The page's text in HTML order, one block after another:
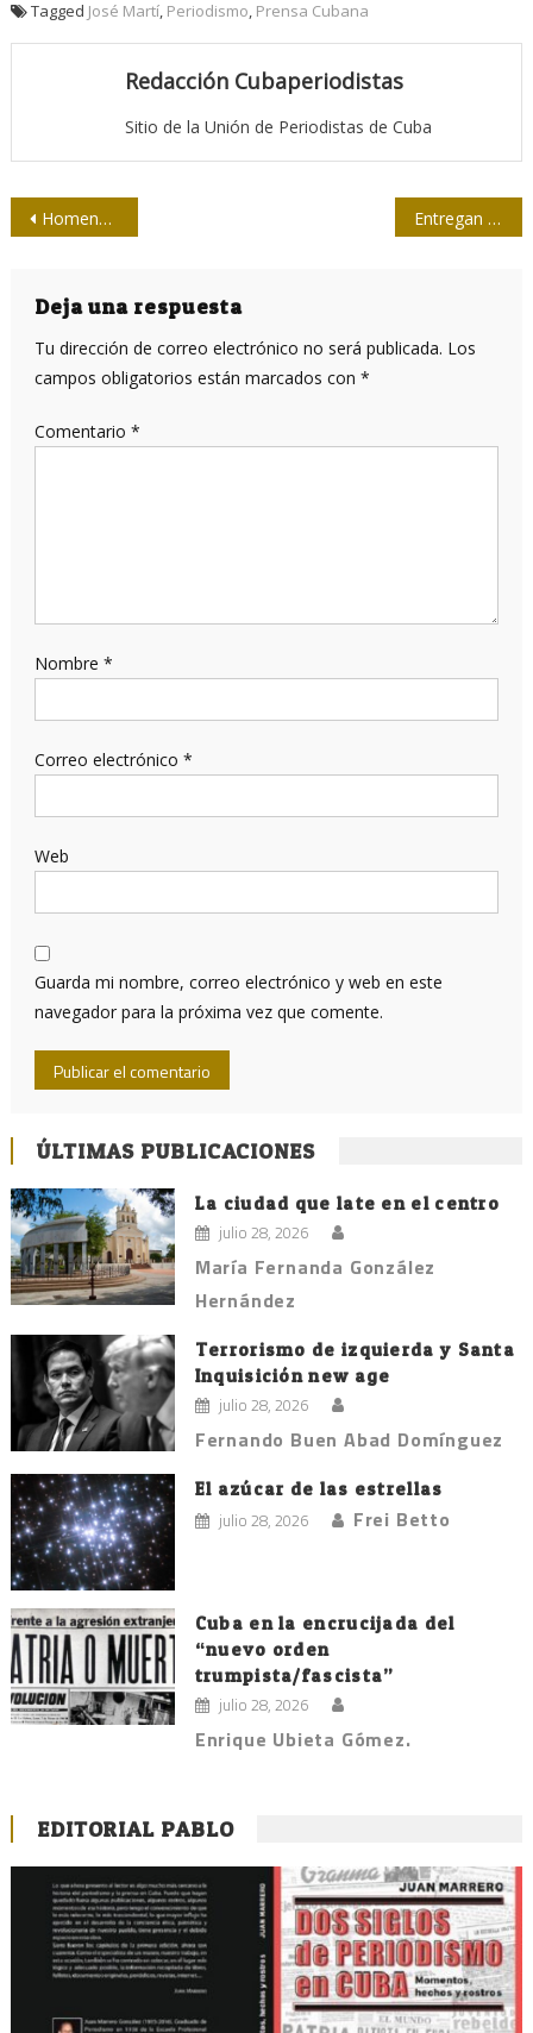
Tagged José Martí, Periodismo, Prensa Cubana
Redacción Cubaperiodistas
Sitio de la Unión de Periodistas de Cuba
Navegación
entradas
Homenaje póstumo a Enrique Montesinos, en la Upec Entregan la Distinción Félix Elmuza a la periodista argentina Carolina Silvestre
Deja una respuesta
Tu dirección de correo electrónico no será publicada. Los
campos obligatorios están marcados con *
Comentario *
Nombre *
Correo electrónico *
Web
Guarda mi nombre, correo electrónico y web en este
navegador para la próxima vez que comente.
ÚLTIMAS PUBLICACIONES
La ciudad que late en el centro
julio 28, 2026
María Fernanda González
Hernández
Terrorismo de izquierda y Santa
Inquisición new age
julio 28, 2026
Fernando Buen Abad Domínguez
El azúcar de las estrellas
julio 28, 2026 Frei Betto
Cuba en la encrucijada del
“nuevo orden
trumpista/fascista”
julio 28, 2026
Enrique Ubieta Gómez.
EDITORIAL PABLO